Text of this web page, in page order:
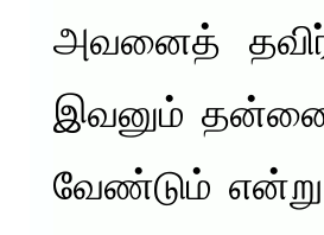
அவனைத்
இவனும்
வேண்டும் என்று